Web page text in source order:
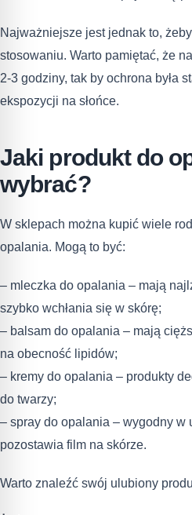
Najważniejsze jest jednak to,
stosowaniu. Warto pamiętać, że
2-3 godziny, tak by ochrona była
ekspozycji na słońce.
Jaki produkt do
wybrać?
W sklepach można kupić wiele
opalania. Mogą to być:
– mleczka do opalania – mają
szybko wchłania się w skórę;
– balsam do opalania – mają
na obecność lipidów;
– kremy do opalania – produkty
do twarzy;
– spray do opalania – wygodny w
pozostawia film na skórze.
Warto znaleźć swój ulubiony